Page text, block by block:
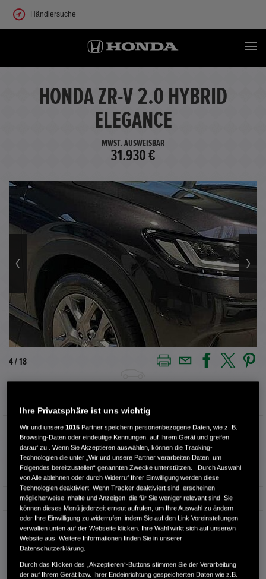
Händlersuche
HONDA ZR-V 2.0 HYBRID
ELEGANCE
MWST. AUSWEISBAR
31.930 €
4 / 18
Kilometerstand 3.100 km
Kraftstoffart Super
Getriebe Automatik
Türen 5
Leistung 105 kW / 143 PS
Hubraum
Erstzulassung 09.2024
Ihre Privatsphäre ist uns wichtig
Wir und unsere1015 Partner speichern personenbezogene Daten, wie z. B.
Browsing-Daten oder eindeutige Kennungen, auf Ihrem Gerät und greifen
darauf zu . Wenn Sie Akzeptieren auswählen, können die Tracking-
Technologien die unter „Wir und unsere Partner verarbeiten Daten, um
Folgendes bereitzustellen“ genannten Zwecke unterstützen. . Durch Auswahl
von Alle ablehnen oder durch Widerruf Ihrer Einwilligung werden diese
Technologien deaktiviert. Wenn Tracker deaktiviert sind, erscheinen
möglicherweise Inhalte und Anzeigen, die für Sie weniger relevant sind. Sie
können dieses Menü jederzeit erneut aufrufen, um Ihre Auswahl zu ändern
oder Ihre Einwilligung zu widerrufen, indem Sie auf den Link Voreinstellungen
verwalten unten auf der Webseite klicken. Ihre Wahl wirkt sich auf unsere/n
Website aus. Weitere Informationen finden Sie in unserer
Datenschutzerklärung.
Durch das Klicken des „Akzeptieren“-Buttons stimmen Sie der Verarbeitung
der auf Ihrem Gerät bzw. Ihrer Endeinrichtung gespeicherten Daten wie z.B.